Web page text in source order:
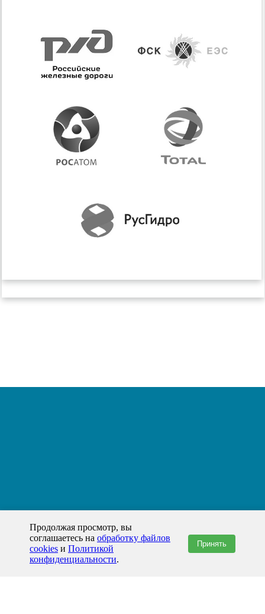
Продолжая просмотр, вы
соглашаетесь на обработку файлов
cookies и Политикой
конфиденциальности.
Принять